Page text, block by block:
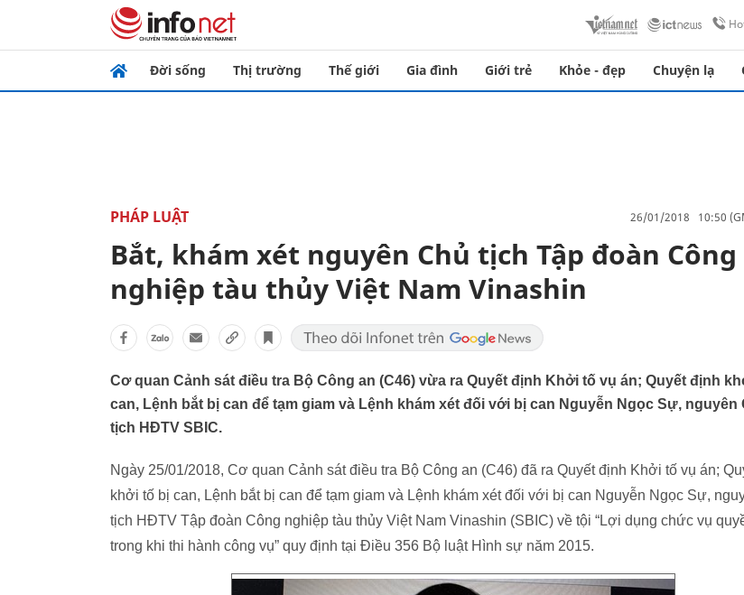
Đời sống Thị trường Thế giới Gia đình Giới trẻ Khỏe - đẹp Chuyện lạ
PHÁP LUẬT 26/01/2018 10:50
Bắt, khám xét nguyên Chủ tịch Tập đoàn Công
nghiệp tàu thủy Việt Nam Vinashin
Cơ quan Cảnh sát điều tra Bộ Công an (C46) vừa ra Quyết định Khởi tố vụ án; Quyết định
can, Lệnh bắt bị can để tạm giam và Lệnh khám xét đối với bị can Nguyễn Ngọc Sự, nguyên
tịch HĐTV SBIC.
Ngày 25/01/2018, Cơ quan Cảnh sát điều tra Bộ Công an (C46) đã ra Quyết định Khởi tố vụ án;
khởi tố bị can, Lệnh bắt bị can để tạm giam và Lệnh khám xét đối với bị can Nguyễn Ngọc Sự,
tịch HĐTV Tập đoàn Công nghiệp tàu thủy Việt Nam Vinashin (SBIC) về tội “Lợi dụng chức vụ
trong khi thi hành công vụ” quy định tại Điều 356 Bộ luật Hình sự năm 2015.